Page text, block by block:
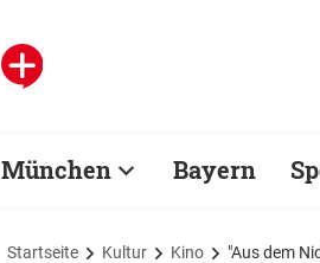
München Bayern
Startseite Kultur Kino "Aus dem